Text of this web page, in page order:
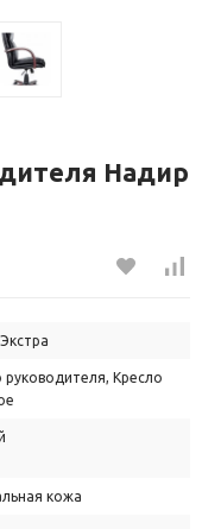
Надир
руководителя, Кресло
кожа